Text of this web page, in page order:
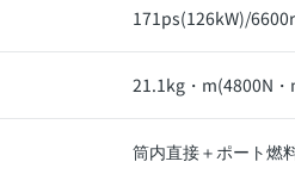
171ps(126kW)/
21.1kg・m(4800N
筒内直接＋ポート燃